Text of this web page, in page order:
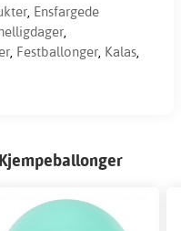
, Ensfargede
,
, Festballonger, Kalas,